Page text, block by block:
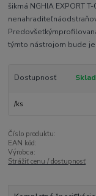
šikmá NGHIA EXPORT
týmto nástrojom bude
Dostupnosť
/ks
Číslo produktu:
EAN kód:
Výrobca:
Strážiť cenu / dostupnosť